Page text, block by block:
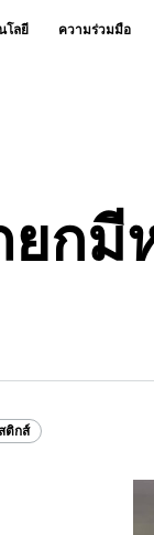
โลยี ความร่วมมือ
กมี
ติกส์